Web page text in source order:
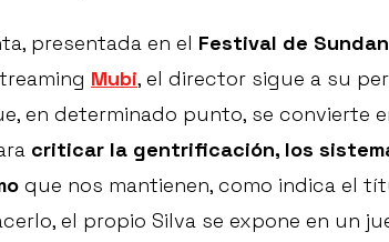
presentada en el Festival de
Mubi, el director sigue a su
en determinado punto, se convierte
criticar la gentrificación, los
que nos mantienen, como indica el
el propio Silva se expone en un